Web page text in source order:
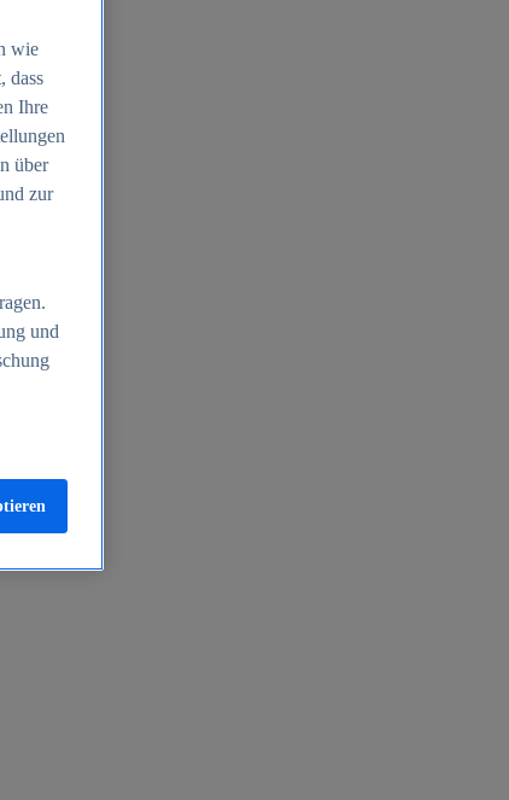
wie
dass
Ihre
über
zur
und